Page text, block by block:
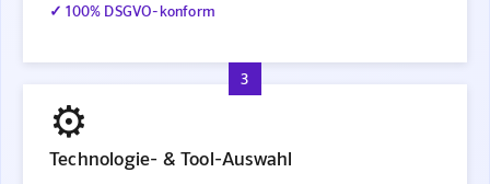
✓ 100% DSGVO-konform
3
⚙️
Technologie- & Tool-Auswahl